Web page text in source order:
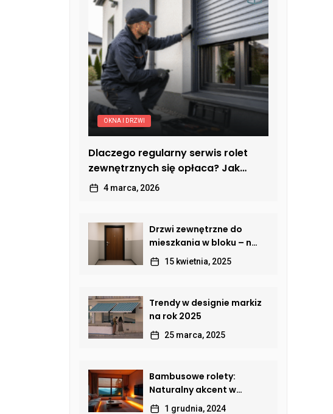
OKNA I DRZWI
Dlaczego regularny serwis rolet
zewnętrznych się opłaca? Jak
uniknąć kosztownych usterek
4 marca, 2026
Drzwi zewnętrzne do
mieszkania w bloku – na
co zwrócić uwagę, by
połączyć
estetykę i komfort?
15 kwietnia, 2025
Trendy w designie markiz
na rok 2025
25 marca, 2025
Bambusowe rolety:
Naturalny akcent w
nowoczesnym wnętrzu
1 grudnia, 2024